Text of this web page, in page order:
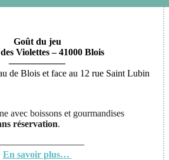
Goût du jeu
Violettes – 41000 Blois
——————
de Blois et face au 12 rue Saint Lubin
avec boissons et gourmandises
réservation.
En savoir plus…